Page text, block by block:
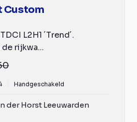
Custom
L2H1 ´Trend´.
rijkwa...
Handgeschakeld
der Horst Leeuwarden